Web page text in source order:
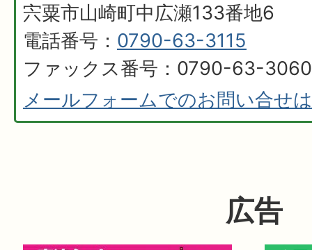
宍粟市山崎町中広瀬133番地6
電話番号： 0790-63-3115
ファックス番号：0790-63-3060
メールフォームでのお問い合せ
広告